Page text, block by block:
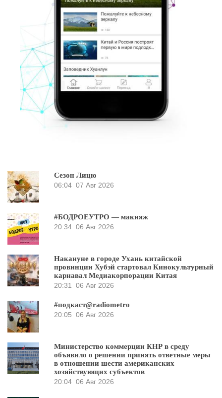
Сезон Лицю
06:04 07 Авг 2026
#БОДРОЕУТРО — макияж
20:34 06 Авг 2026
Накануне в городе Ухань китайской
провинции Хубэй стартовал Кинокультурный
карнавал Медиакорпорации Китая
20:31 06 Авг 2026
#подкаст@radiometro
20:05 06 Авг 2026
Министерство коммерции КНР в среду
объявило о решении принять ответные меры
в отношении шести американских
хозяйствующих субъектов
20:04 06 Авг 2026